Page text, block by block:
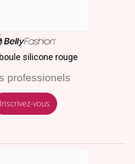
silicone rouge
professionels
Inscrivez-vous